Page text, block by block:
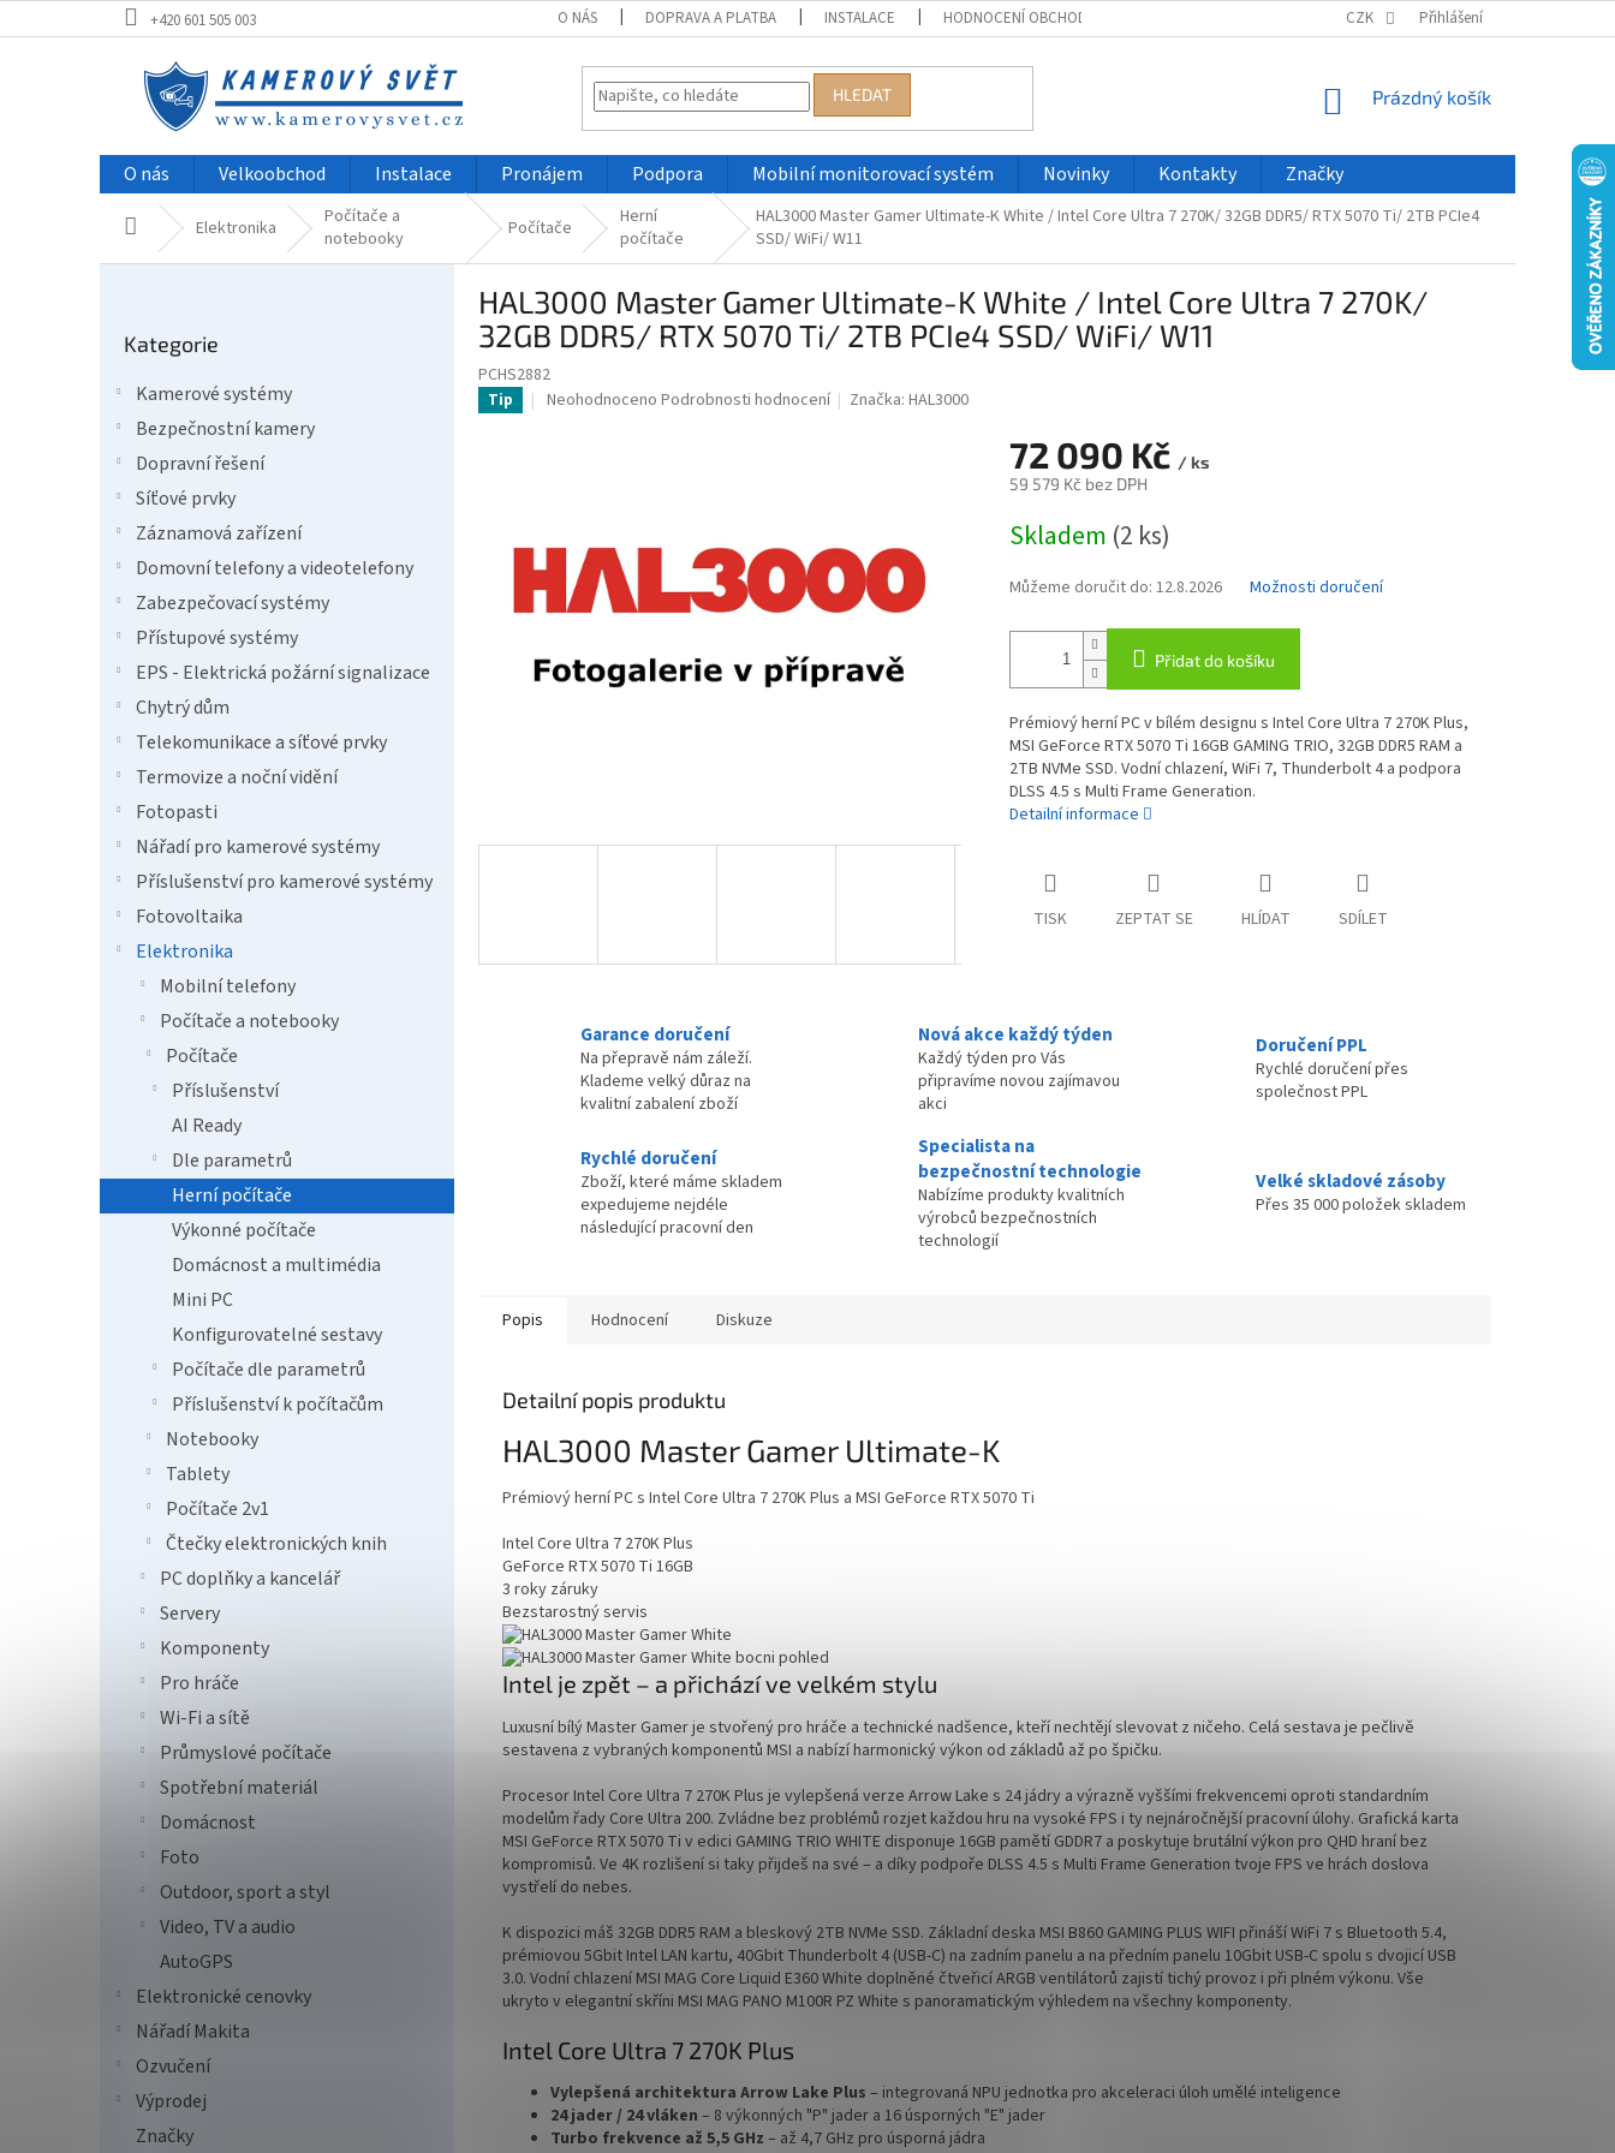
na
+420 601 505 003 O NÁS DOPRAVA A PLATBA INSTALACE HODNOCENÍ OBCHODU VELKOOBCHOD ČASTO KLADENÉ DOTAZY
CZK Přihlášení
HLEDAT
NÁKUPNÍ
Prázdný košík
O nás Velkoobchod Instalace Pronájem Podpora Mobilní monitorovací systém Novinky Kontakty Značky
Domů Elektronika
Počítače a
notebooky
Počítače
Herní
počítače
HAL3000 Master Gamer Ultimate-K White / Intel Core Ultra 7 270K/ 32GB DDR5/ RTX 5070 Ti/ 2TB PCIe4
SSD/ WiFi/ W11
kategorie
Kategorie
Kamerové systémy
Bezpečnostní kamery
Dopravní řešení
Síťové prvky
Záznamová zařízení
Domovní telefony a videotelefony
Zabezpečovací systémy
Přístupové systémy
EPS - Elektrická požární signalizace
Chytrý dům
Telekomunikace a síťové prvky
Termovize a noční vidění
Fotopasti
Nářadí pro kamerové systémy
Příslušenství pro kamerové systémy
Fotovoltaika
Elektronika
Mobilní telefony
Počítače a notebooky
Počítače
Příslušenství
AI Ready
Dle parametrů
Herní počítače
Výkonné počítače
Domácnost a multimédia
Mini PC
Konfigurovatelné sestavy
Počítače dle parametrů
Příslušenství k počítačům
Notebooky
Tablety
Počítače 2v1
Čtečky elektronických knih
PC doplňky a kancelář
Servery
Komponenty
Pro hráče
Wi-Fi a sítě
Průmyslové počítače
Spotřební materiál
Domácnost
Foto
Outdoor, sport a styl
Video, TV a audio
AutoGPS
Elektronické cenovky
Nářadí Makita
Ozvučení
Výprodej
Značky
HAL3000 Master Gamer Ultimate-K White / Intel Core Ultra 7 270K/
32GB DDR5/ RTX 5070 Ti/ 2TB PCIe4 SSD/ WiFi/ W11
PCHS2882
Tip
Průměrné
hvězdiček.
Neohodnoceno Podrobnosti hodnocení Značka:HAL3000
72 090 Kč / ks
59 579 Kč bez DPH
cena:
Skladem (2 ks)
Můžeme doručit do: 12.8.2026 Možnosti doručení
Přidat do košíku
Prémiový herní PC v bílém designu s Intel Core Ultra 7 270K Plus,
MSI GeForce RTX 5070 Ti 16GB GAMING TRIO, 32GB DDR5 RAM a
2TB NVMe SSD. Vodní chlazení, WiFi 7, Thunderbolt 4 a podpora
DLSS 4.5 s Multi Frame Generation.
Detailní informace
TISK ZEPTAT SE HLÍDAT SDÍLET
Garance doručení
Na přepravě nám záleží.
Klademe velký důraz na
kvalitní zabalení zboží
Nová akce každý týden
Každý týden pro Vás
připravíme novou zajímavou
akci
Doručení PPL
Rychlé doručení přes
společnost PPL
Rychlé doručení
Zboží, které máme skladem
expedujeme nejdéle
následující pracovní den
Specialista na
bezpečnostní technologie
Nabízíme produkty kvalitních
výrobců bezpečnostních
technologií
Velké skladové zásoby
Přes 35 000 položek skladem
Popis Hodnocení Diskuze
Detailní popis produktu
HAL3000 Master Gamer Ultimate-K
Prémiový herní PC s Intel Core Ultra 7 270K Plus a MSI GeForce RTX 5070 Ti
Intel Core Ultra 7 270K Plus
GeForce RTX 5070 Ti 16GB
3 roky záruky
Bezstarostný servis
Intel je zpět – a přicházíve velkém stylu
Luxusní bílý Master Gamer je stvořený pro hráče a technické nadšence, kteří nechtějí slevovat z ničeho. Celá sestava je pečlivě
sestavena z vybraných komponentů MSI a nabízí harmonický výkon od základů až po špičku.
Procesor Intel Core Ultra 7 270K Plus je vylepšená verze Arrow Lake s 24 jádry a výrazně vyššími frekvencemi oproti standardním
modelům řady Core Ultra 200. Zvládne bez problémů rozjet každou hru na vysoké FPS i ty nejnáročnější pracovní úlohy. Grafická karta
MSI GeForce RTX 5070 Ti v edici GAMING TRIO WHITE disponuje 16GB pamětí GDDR7 a poskytuje brutální výkon pro QHD hraní bez
kompromisů. Ve 4K rozlišení si taky přijdeš na své – a díky podpoře DLSS 4.5 s Multi Frame Generation tvoje FPS ve hrách doslova
vystřelí do nebes.
K dispozici máš 32GB DDR5 RAM a bleskový 2TB NVMe SSD. Základní deska MSI B860 GAMING PLUS WIFI přináší WiFi 7 s Bluetooth 5.4,
prémiovou 5Gbit Intel LAN kartu, 40Gbit Thunderbolt 4 (USB-C) na zadním panelu a na předním panelu 10Gbit USB-C spolu s dvojicí USB
3.0. Vodní chlazení MSI MAG Core Liquid E360 White doplněné čtveřicí ARGB ventilátorů zajistí tichý provoz i při plném výkonu. Vše
ukryto v elegantní skříni MSI MAG PANO M100R PZ White s panoramatickým výhledem na všechny komponenty.
Intel Core Ultra 7 270K Plus
Vylepšená architektura Arrow Lake Plus – integrovaná NPU jednotka pro akceleraci úloh umělé inteligence
24 jader / 24 vláken – 8 výkonných "P" jader a 16 úsporných "E" jader
Turbo frekvence až 5,5 GHz – až 4,7 GHz pro úsporná jádra